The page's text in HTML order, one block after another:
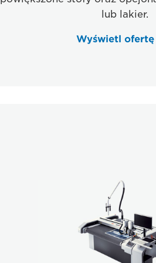
lub lakier.
Wyświetl